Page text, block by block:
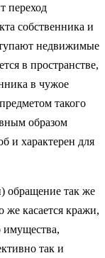
переход
собственника и
недвижимые
в пространстве,
в чужое
такого
образом
и характерен для
обращение так же
же касается кражи,
имущества,
так и